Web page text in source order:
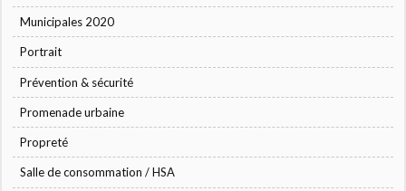
Municipales 2020
Portrait
Prévention & sécurité
Promenade urbaine
Propreté
Salle de consommation / HSA